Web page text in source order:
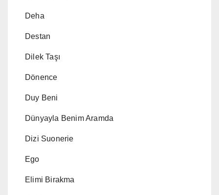
Deha
Destan
Dilek Taşı
Dönence
Duy Beni
Dünyayla Benim Aramda
Dizi Suonerie
Ego
Elimi Birakma